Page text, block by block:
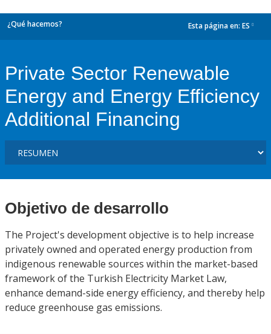
¿Qué hacemos? Esta página en: ES
Private Sector Renewable
Energy and Energy Efficiency
Additional Financing
Objetivo de desarrollo
The Project's development objective is to help increase
privately owned and operated energy production from
indigenous renewable sources within the market-based
framework of the Turkish Electricity Market Law,
enhance demand-side energy efficiency, and thereby help
reduce greenhouse gas emissions.